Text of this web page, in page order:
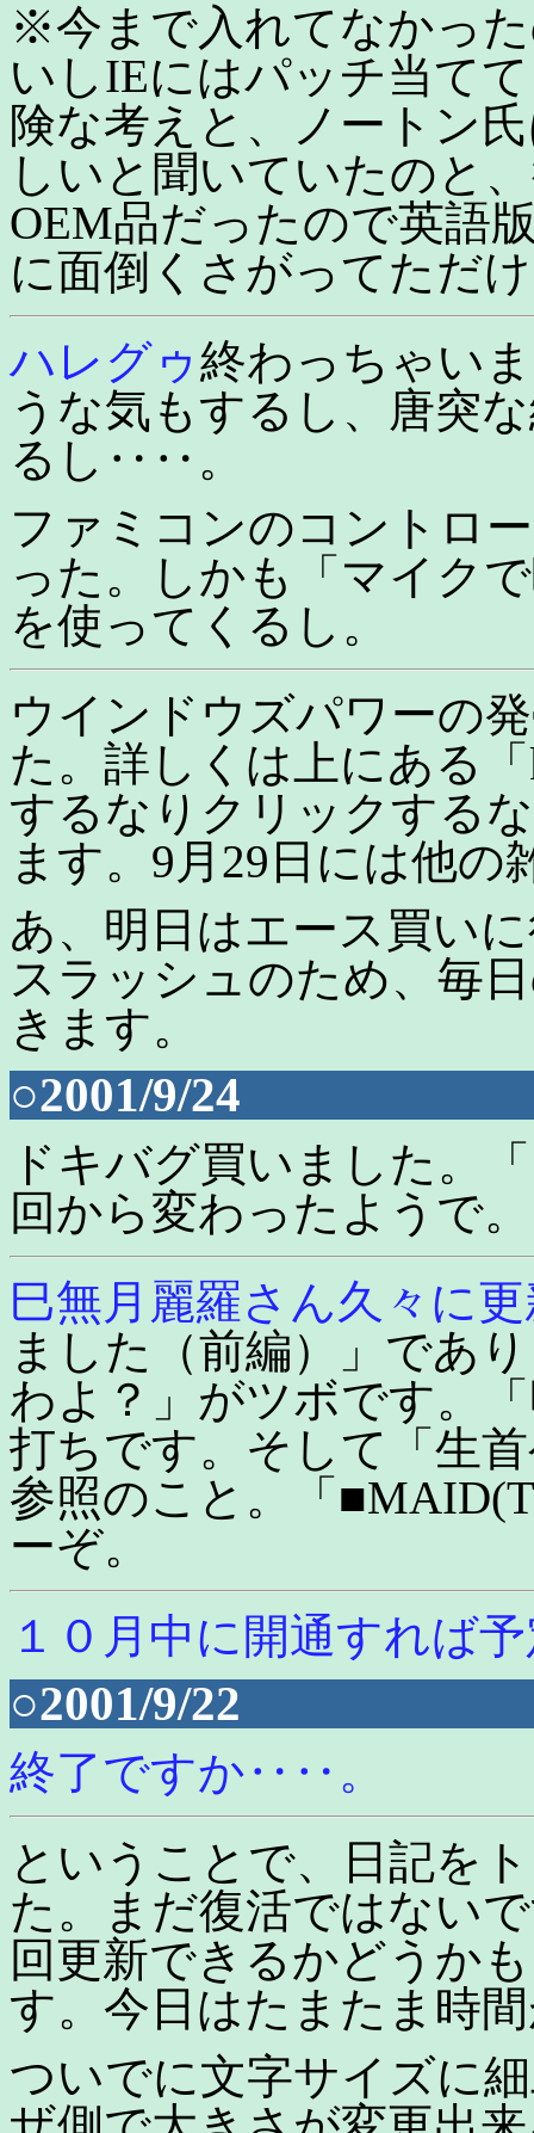
※今まで入れてなかっ
いしIEにはパッチ当て
険な考えと、ノートン
しいと聞いていたのと
OEM品だったので英語
に面倒くさがってただ
ハレグゥ終わっちゃい
うな気もするし、唐突
るし‥‥。
ファミコンのコントロ
った。しかも「マイク
を使ってくるし。
ウインドウズパワーの
た。詳しくは上にある
するなりクリックする
ます。9月29日には他の
あ、明日はエース買い
スラッシュのため、毎
きます。
○2001/9/24
ドキバグ買いました。
回から変わったようで。
巳無月麗羅さん久々に
ました（前編）」であ
わよ？」がツボです。
打ちです。そして「生
参照のこと。「
ーぞ。
１０月中に開通すれば
○2001/9/22
終了ですか‥‥。
ということで、日記を
た。まだ復活ではない
回更新できるかどうか
す。今日はたまたま時
ついでに文字サイズに